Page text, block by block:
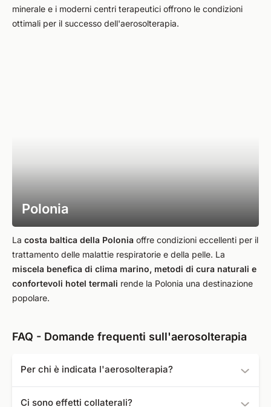
minerale e i moderni centri terapeutici offrono le condizioni
ottimali per il successo dell'aerosolterapia.
Polonia
La costa baltica della Polonia offre condizioni eccellenti per il
trattamento delle malattie respiratorie e della pelle. La
miscela benefica di clima marino, metodi di cura naturali e
confortevoli hotel termali rende la Polonia una destinazione
popolare.
FAQ - Domande frequenti sull'aerosolterapia
Per chi è indicata l'aerosolterapia?
Ci sono effetti collaterali?